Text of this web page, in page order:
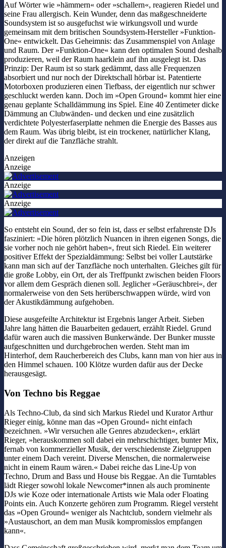
Auf Wörter wie »hämmern« oder »schallern«, reagieren Riedel und
seine Frau allergisch. Kein Wunder, denn das maßgeschneiderte
Soundsystem ist so ausgefuchst wie wirkungsvoll und wurde
gemeinsam mit dem britischen Soundsystem-Hersteller »Funktion-
One« entwickelt. Das Geheimnis: das Zusammenspiel von Anlage
und Raum. Der »Funktion-One« kann den optimalen Sound deshalb
produzieren, weil der Raum haarklein auf ihn ausgelegt ist. Das
Prinzip: Der Raum ist so stark gedämmt, dass alle Frequenzen
absorbiert und nur noch der Direktschall hörbar ist. Patentierte
Motorboxen produzieren einen Tiefbass, der eigentlich nur schwer
geschluckt werden kann. Doch im »Open Ground« kommt hier eine
genau geplante Schalldämmung ins Spiel. Eine 40 Zentimeter dicke
Dämmung an Clubwänden- und decken und eine zusätzlich
verdichtete Polyesterfaserplatte nehmen die Energie des Basses aus
dem Raum. Was übrig bleibt, ist ein trockener, natürlicher Klang,
der direkt auf die Tanzfläche strahlt.
Anzeigen
Anzeige
Anzeige
Anzeige
So entsteht ein Sound, der so fein ist, dass er selbst erfahrenste DJs
fasziniert: »Die hören plötzlich Nuancen in ihren eigenen Songs, die
sie vorher noch nie gehört haben«, freut sich Riedel. Ein weiterer
positiver Effekt der Spezialdämmung: Selbst bei voller Lautstärke
kann man sich auf der Tanzfläche noch unterhalten. Gleiches gilt für
die große Lobby, ein Ort, der als Treffpunkt zwischen beiden Floors
vor allem dem Gespräch dienen soll. Jeglicher »Geräuschbrei«, der
normalerweise von den Sets herüberschwappen würde, wird von
der Akustikdämmung aufgehoben.
Diese ausgefeilte Architektur ist Ergebnis langer Arbeit. Sieben
Jahre lang hätten die Bauarbeiten gedauert, erzählt Riedel. Grund
dafür waren auch die massiven Bunkerwände. Der Bunker musste
aufgeschnitten und durchgebrochen werden. Steht man im
Hinterhof, dem Raucherbereich des Clubs, kann man von hier aus in
den Himmel schauen. 100 Klötze wurden dafür aus der Decke
herausgesägt.
Von Techno bis Reggae
Als Techno-Club, da sind sich Markus Riedel und Kurator Arthur
Rieger einig, könne man das »Open Ground« nicht einfach
bezeichnen. »Wir versuchen alle Genres abzudecken«, erklärt
Rieger, »herauskommen soll dabei ein mehrschichtiger, bunter Mix,
fernab von kommerzieller Musik, der verschiedenste Zielgruppen
unter einem Dach vereint. Diverse Menschen, die normalerweise
nicht in einem Raum wären.« Dabei reiche das Line-Up von
Techno, Drum and Bass und House bis Reggae. An die Turntables
lädt Rieger sowohl lokale Newcomer*innen als auch prominente
DJs wie Koze oder internationale Artists wie Mala oder Floating
Points ein. Auch Konzerte gehören zum Programm. Riegel versteht
das »Open Ground« weniger als Nachtclub, sondern vielmehr als
»Austauschort, an dem man Musik kompromisslos empfangen
kann«.